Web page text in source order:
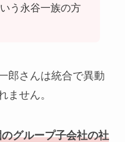
う永谷一族の方
郎さんは統合で異動
ません。
グループ子会社の社